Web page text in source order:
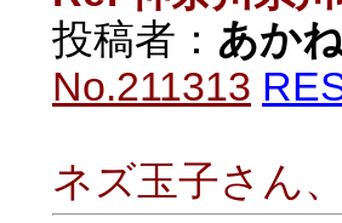
投稿者： あか
No.211313
ネズ玉子さん